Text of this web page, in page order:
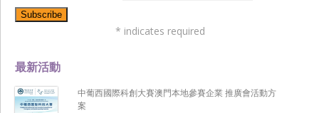
最新活動
中葡西國際科創大賽澳門本地參賽企業 推廣會活動方
案
* indicates required